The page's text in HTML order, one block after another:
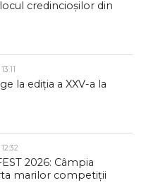
credincioșilor din
la ediția a XXV-a la
2026: Câmpia
marilor competiții